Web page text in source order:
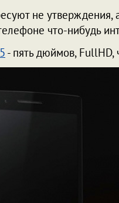
не утверждения,
что-нибудь
- пять дюймов, FullHD,